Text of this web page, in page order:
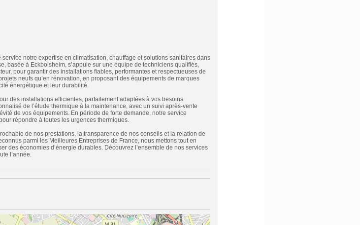
notre expertise en climatisation, chauffage et solutions sanitaires dans
basée à Eckbolsheim, s’appuie sur une équipe de techniciens qualifiés,
pour garantir des installations fiables, performantes et respectueuses de
neufs qu’en rénovation, en proposant des équipements de marques
énergétique et leur durabilité.
des installations efficientes, parfaitement adaptées à vos besoins
de l’étude thermique à la maintenance, avec un suivi après-vente
de vos équipements. En période de forte demande, notre service
répondre à toutes les urgences thermiques.
de nos prestations, la transparence de nos conseils et la relation de
parmi les Meilleures Entreprises de France, nous mettons tout en
des économies d’énergie durables. Découvrez l’ensemble de nos services
l’année.